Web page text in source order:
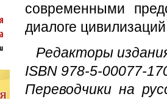
современными
диалоге
Редакторы
ISBN 978-5-00077-
Переводчики на